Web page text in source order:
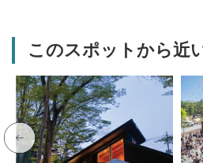
このスポットから近